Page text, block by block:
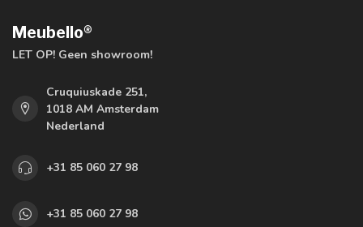
Meubello®
LET OP! Geen showroom!
Cruquiuskade 251,
1018 AM Amsterdam
Nederland
+31 85 060 27 98
+31 85 060 27 98